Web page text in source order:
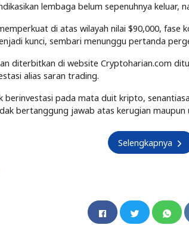
lembaga belum sepenuhnya keluar,
di atas wilayah nilai $90,000,
kunci, sembari menunggu pertanda
diterbitkan di website Cryptoharian.com
alias saran trading.
berinvestasi pada mata duit kripto,
bertanggung jawab atas kerugian maupun
Selengkapnya